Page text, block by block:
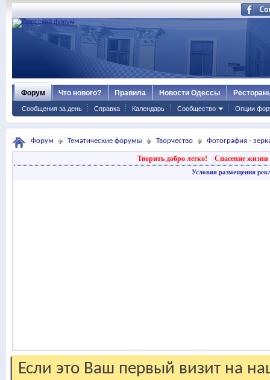
Форум
Сообщения за день Справка Календарь Сообщество Опции
Что нового? Правила Новости Одессы
Форум Тематические форумы Творчество Фотография -
Творить добро легко! Спасение жизни
Условия размещения
Если это Ваш первый визит на